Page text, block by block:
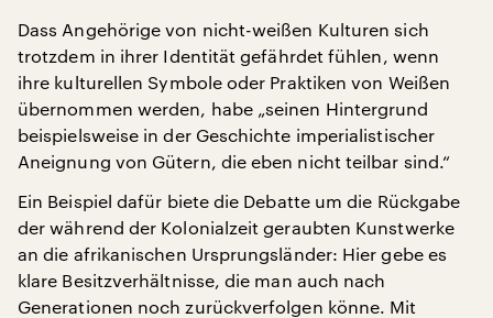
Dass Angehörige von nicht-weißen Kulturen sich
trotzdem in ihrer Identität gefährdet fühlen, wenn
ihre kulturellen Symbole oder Praktiken von Weißen
übernommen werden, habe „seinen Hintergrund
beispielsweise in der Geschichte imperialistischer
Aneignung von Gütern, die eben nicht teilbar sind.“
Ein Beispiel dafür biete die Debatte um die Rückgabe
der während der Kolonialzeit geraubten Kunstwerke
an die afrikanischen Ursprungsländer: Hier gebe es
klare Besitzverhältnisse, die man auch nach
Generationen noch zurückverfolgen könne. Mit